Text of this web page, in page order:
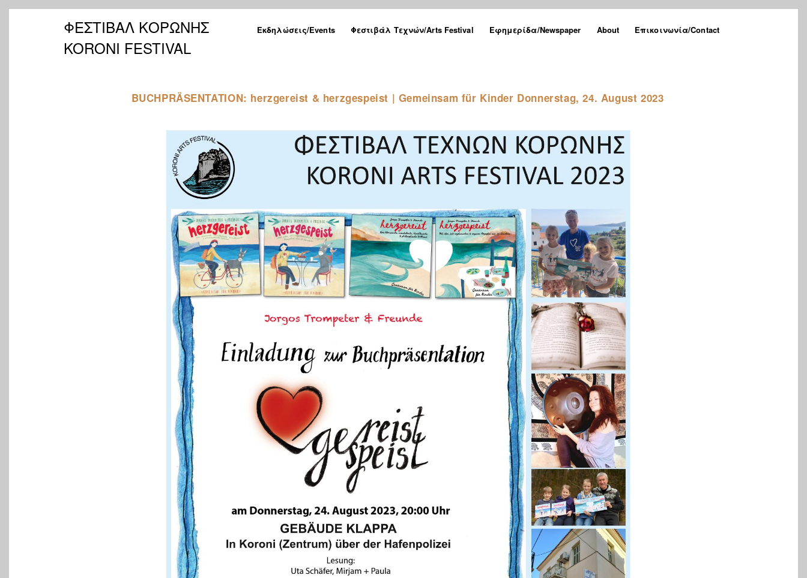
ΦΕΣΤΙΒΑΛ ΚΟΡΩΝΗΣ
KORONI FESTIVAL
Εκδηλώσεις/Events Φεστιβάλ Τεχνών/Arts Festival Εφημερίδα/Newspaper About Επικοινωνία/Contact
BUCHPRÄSENTATION: herzgereist & herzgespeist | Gemeinsam für Kinder Donnerstag, 24. August 2023